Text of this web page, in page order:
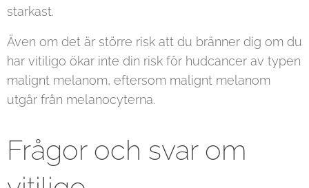
starkast.
Även om det är större risk att du bränner dig om du
har vitiligo ökar inte din risk för hudcancer av typen
malignt melanom, eftersom malignt melanom
utgår från melanocyterna.
Frågor och svar om